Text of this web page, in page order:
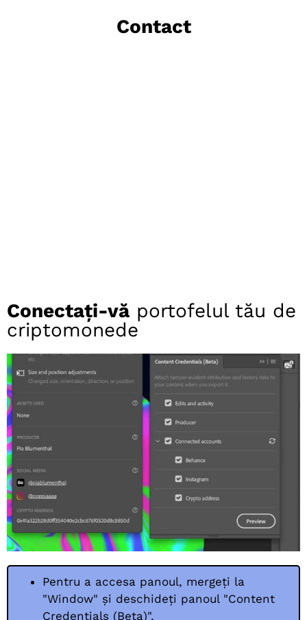
Contact
Conectați-vă portofelul tău de
criptomonede
Pentru a accesa panoul, mergeți la
"Window" și deschideți panoul "Content
Credentials (Beta)".